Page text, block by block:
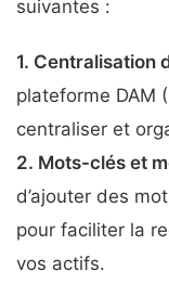
suivantes :
1. Centralisation
plateforme DAM
centraliser et
2. Mots-clés et
d’ajouter des
pour faciliter la
vos actifs.